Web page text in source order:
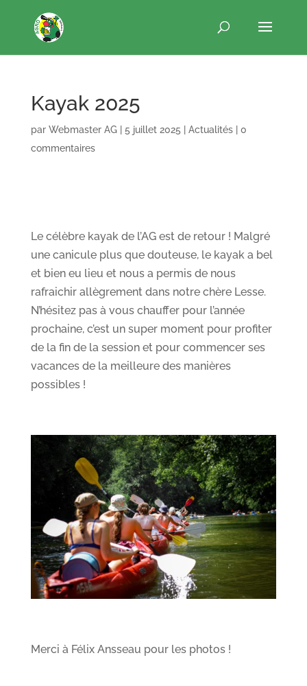
Kayak 2025
par Webmaster AG| 5 juillet 2025 Actualités| 0
commentaires
Le célèbre kayak de l’AG est de retour ! Malgré
une canicule plus que douteuse, le kayak a bel
et bien eu lieu et nous a permis de nous
rafraichir allègrement dans notre chère Lesse.
N’hésitez pas à vous chauffer pour l’année
prochaine, c’est un super moment pour profiter
de la fin de la session et pour commencer ses
vacances de la meilleure des manières
possibles !
Merci à Félix Ansseau pour les photos !